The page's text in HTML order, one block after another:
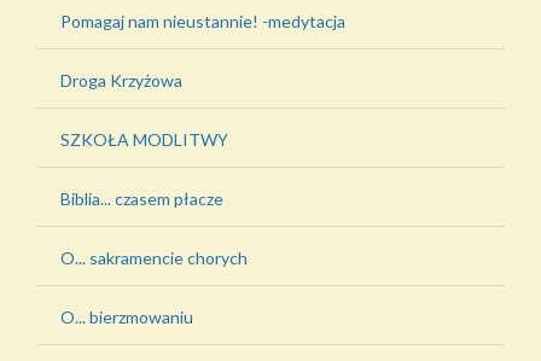
Pomagaj nam nieustannie! -medytacja
Droga Krzyżowa
SZKOŁA MODLITWY
Biblia... czasem płacze
O... sakramencie chorych
O... bierzmowaniu